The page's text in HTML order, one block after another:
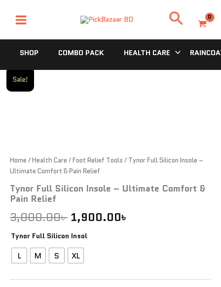
Search
SHOP COMBO PACK HEALTH CARE
Sale!
Home /Health Care /Foot Relief Tools / Tynor Full Silicon Insole –
Ultimate Comfort & Pain Relief
Tynor Full Silicon Insole – Ultimate Comfort &
Pain Relief
3,000.00৳ 1,900.00৳
Tynor Full Silicon Insol
L M S XL
Tynor
Full
Silicon
Relief
quantity